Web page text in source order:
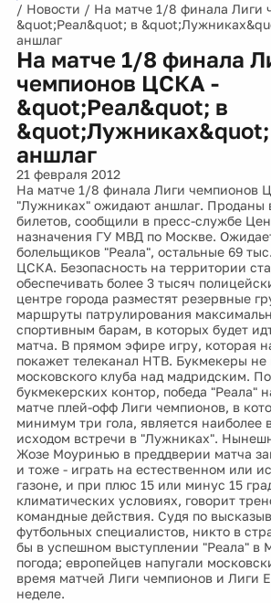
/ Новости / На матче 1/8 финала Лиги
&quot;Реал&quot; в
аншлаг
На матче 1/8 финала
чемпионов ЦСКА -
&quot;Реал&quot; в
аншлаг
21 февраля 2012
На матче 1/8 финала Лиги чемпионов
"Лужниках" ожидают аншлаг. Проданы
билетов, сообщили в пресс-службе
назначения ГУ МВД по Москве.
болельщиков "Реала", остальные 69
ЦСКА. Безопасность на территории
обеспечивать более 3 тысяч
центре города разместят резервные
маршруты патрулирования
спортивным барам, в которых будет
матча. В прямом эфире игру, которая
покажет телеканал НТВ. Букмекеры не
московского клуба над мадридским.
букмекерских контор, победа "Реала"
матче плей-офф Лиги чемпионов, в
минимум три гола, является наиболее
исходом встречи в "Лужниках".
Жозе Моуринью в преддверии матча
и тоже - играть на естественном или
газоне, и при плюс 15 или минус 15
климатических условиях, говорит
командные действия. Судя по
футбольных специалистов, никто в
бы в успешном выступлении "Реала" в
погода; европейцев напугали
время матчей Лиги чемпионов и Лиги
неделе.